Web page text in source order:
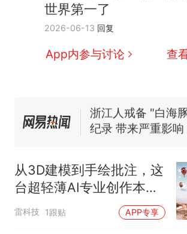
世界第一了
2026-06-13 回复
App内参与讨论 查
全部作废，公平么？
新 5万的小车卖不
视频丨只要一枚命
母瘫痪 轰-6J实力
年，网友淘到后寄
鸟市场搬了，但爱
网友称甘肃麦积山
有石窟需2000元
石窟受特别保护
十多万人报名
从3D建模到手绘批注，这
台超轻薄AI专业创作本全
搞定
雷科技 1跟贴 APP专享